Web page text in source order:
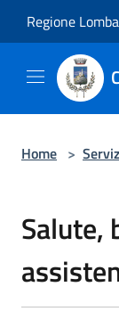
Regione
Home >
Salute,